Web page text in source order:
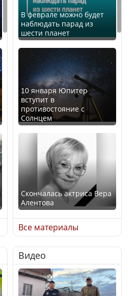
В феврале можно будет
наблюдать парад из
шести планет
10 января Юпитер
вступит в
противостояние с
Солнцем
Скончалась актриса Вера
Алентова
В РФ вынесен заочный
приговор по уголовному
делу об убийстве Игоря
Талькова
Все материалы
Видео